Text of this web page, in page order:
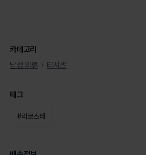
카테고리
남성 의류
티셔츠
태그
#라코스테